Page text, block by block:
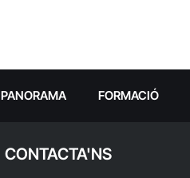
PANORAMA FORMACIÓ
CONTACTA'NS